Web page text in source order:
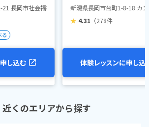
長岡市社会福祉センター・トモシア
る
し込む
新潟県長岡市台町1-8-18 カ
★ 4.31 （278件
体験レッスンに申し込
近くのエリアから探す